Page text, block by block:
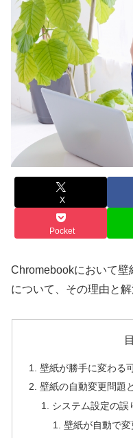
X
Pocket
Chromebookにおいて壁
について、その理由と
壁紙が勝手に変わる
壁紙の自動変更問題
システム設定の誤
壁紙が自動で